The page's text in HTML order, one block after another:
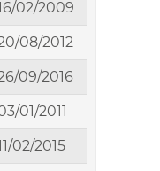
02/2009
08/2012
09/2016
01/2011
02/2015